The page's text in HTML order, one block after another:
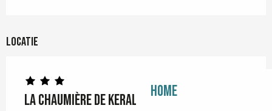
Home
Locatie
La Chaumière de Keraluic - Sterne